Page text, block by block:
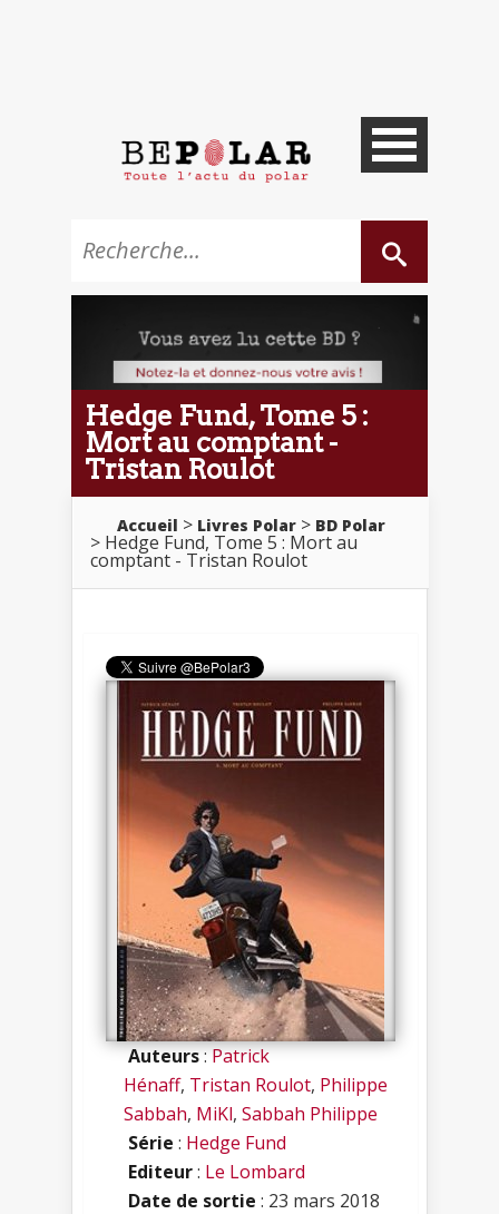
Hedge Fund, Tome 5 :
Mort au comptant -
Tristan Roulot
Accueil Livres Polar BD Polar
Hedge Fund, Tome 5 : Mort au
comptant - Tristan Roulot
Auteurs:Patrick
Hénaff, Tristan Roulot, Philippe
Sabbah, MiKl, Sabbah Philippe
Série : Hedge Fund
Editeur: Le Lombard
Date de sortie : 23 mars 2018